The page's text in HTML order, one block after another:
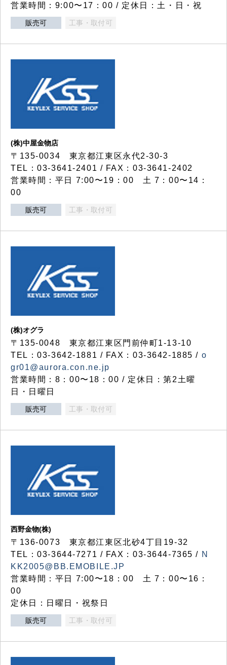
営業時間：9:00〜17：00 / 定休日：土・日・祝
販売可 工事・取付可
(株)中屋金物店
〒135-0034 東京都江東区永代2-30-3
TEL：03-3641-2401 / FAX：03-3641-2402
営業時間：平日 7:00〜19：00 土 7：00〜14：
00
販売可 工事・取付可
(株)オグラ
〒135-0048 東京都江東区門前仲町1-13-10
TEL：03-3642-1881 / FAX：03-3642-1885 / o
gr01@aurora.con.ne.jp
営業時間：8：00〜18：00 / 定休日：第2土曜
日・日曜日
販売可 工事・取付可
西野金物(株)
〒136-0073 東京都江東区北砂4丁目19-32
TEL：03‐3644‐7271 / FAX：03-3644-7365 / N
KK2005@BB.EMOBILE.JP
営業時間：平日 7:00〜18：00 土 7：00〜16：
00
定休日：日曜日・祝祭日
販売可 工事・取付可